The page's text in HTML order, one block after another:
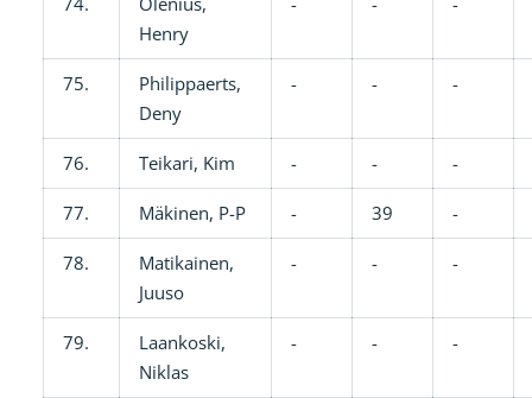
Henry
75.
Philippaerts,
Deny
- - -
76. Teikari, Kim - - -
77. Mäkinen, P-P - 39 -
78.
Matikainen,
Juuso
- - -
79.
Laankoski,
Niklas
- - -